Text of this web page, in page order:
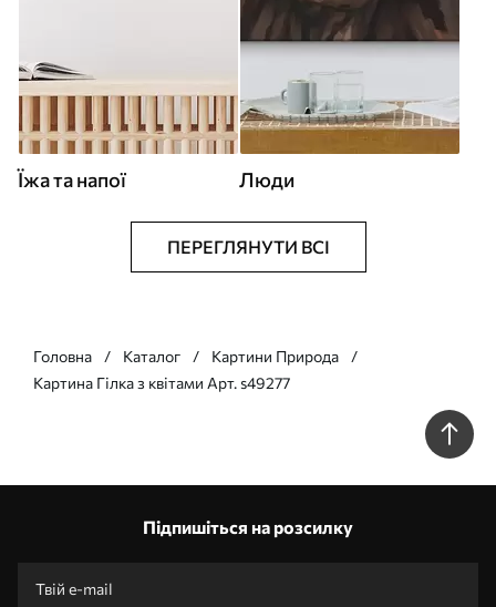
Їжа та напої Люди
ПЕРЕГЛЯНУТИ ВСІ
Головна Каталог
Картини Природа
Картина Гілка з квітами Арт. s49277
Підпишіться на розсилку